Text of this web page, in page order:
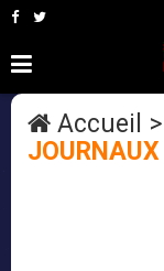
Accueil >
JOURNAUX